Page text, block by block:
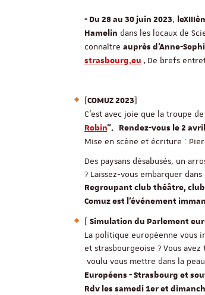
- Du 28 au 30 juin 2023, le
Hamelin dans les locaux de
connaître auprès d'Anne-
strasbourg.eu . De brefs
[COMUZ 2023]
C’est avec joie que la troupe
Robin”. Rendez-vous le 2
Mise en scène et écriture :
Des paysans désabusés, un
? Laissez-vous embarquer
Regroupant club théâtre,
Comuz est l'événement
[ Simulation du Parlement
La politique européenne vous
et strasbourgeoise ? Vous avez
voulu vous mettre dans la
Européens - Strasbourg et
Rdv les samedi 1er et